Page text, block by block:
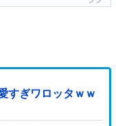
すぎワロッタｗｗ